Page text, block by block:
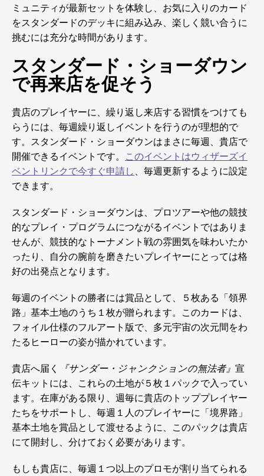
ミュニティが最新セットを体験し、お気に入りのカード
をスタンダードのデッキに組み込み、楽しく競い合うに
挑むには充分な時間があります。
スタンダード・ショーダウン
で再来店を促そう
貴店のプレイヤーに、繰り返し来店する習慣をつけても
らうには、毎週繰り返しイベントを行うのが理想的で
す。スタンダード・ショーダウンはまさに毎週、貴店で
開催できるイベントです。 このイベントはウィザーズイ
ベントリンクで今すぐ申請し、毎週更新するように設定
できます。
スタンダード・ショーダウンは、プロツアーや他の競技
的なプレイ・プログラムにつながるイベントではありま
せんが、競技的なトーナメント戦の雰囲気を味わいたか
ったり、自分の腕前を磨きたいプレイヤーにとっては格
好の出発点となります。
毎週のイベントの勝者には賞品として、５枚ある「領界
路」基本土地のうち１枚が贈られます。このカードは、
フォイル仕様のフルアート版で、多元宇宙の次元間をわ
たるヒーローの姿が描かれています。
貴店へ届く 『サンダー・ジャンクションの無法者』 宣
伝キットには、これらの土地が５枚１パックで入ってい
ます。在庫がある限り、週毎に貴店のトッププレイヤー
たちをサポートし、毎週１人のプレイヤーに「境界路」
基本土地を賞品として渡せるように、このパックは貴店
にて開封し、分けておく必要があります。
もしも貴店に、毎週１つ以上のプロモが割り当てられる